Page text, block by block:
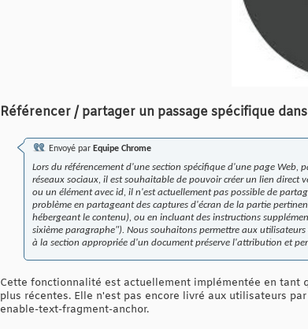
Référencer / partager un passage spécifique
Envoyé par Equipe Chrome
Lors du référencement d'une section spécifique d'une page Web,
réseaux sociaux, il est souhaitable de pouvoir créer un lien direct
ou un élément avec id, il n'est actuellement pas possible de
problème en partageant des captures d'écran de la partie
hébergeant le contenu), ou en incluant des instructions
sixième paragraphe"). Nous souhaitons permettre aux
à la section appropriée d'un document préserve l'attribution et
Cette fonctionnalité est actuellement implémentée en tant
plus récentes. Elle n'est pas encore livré aux utilisateurs
enable-text-fragment-anchor.